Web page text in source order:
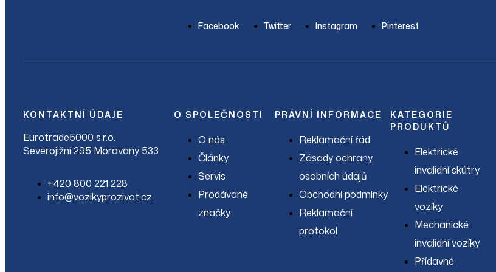
Facebook Twitter Instagram Pinterest
KONTAKTNÍ ÚDAJE
Eurotrade5000 s.r.o.
Severojižní 295 Moravany 533
+420 800 221 228
info@vozikyprozivot.cz
O SPOLEČNOSTI
O nás
Články
Servis
Prodávané
značky
PRÁVNÍ INFORMACE
Reklamační řád
Zásady ochrany
osobních údajů
Obchodní podmínky
Reklamační
protokol
KATEGORIE
PRODUKTŮ
Elektrické
invalidní skútry
Elektrické
vozíky
Mechanické
invalidní vozíky
Přídavné